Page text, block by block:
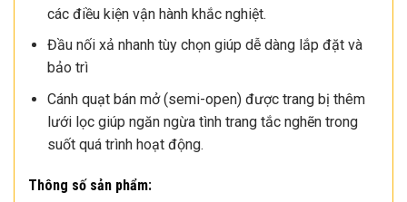
các điều kiện vận hành khắc nghiệt.
Đầu nối xả nhanh tùy chọn giúp dễ dàng lắp đặt và
bảo trì
Cánh quạt bán mở (semi-open) được trang bị thêm
lưới lọc giúp ngăn ngừa tình trang tắc nghẽn trong
suốt quá trình hoạt động.
Thông số sản phẩm: